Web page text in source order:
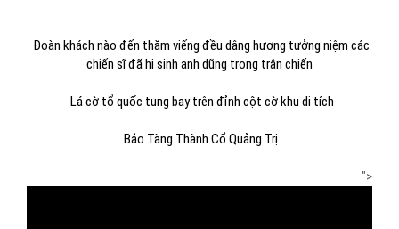
Đoàn khách nào đến thăm viếng đều dâng hương tưởng niệm các
chiến sĩ đã hi sinh anh dũng trong trận chiến
Lá cờ tổ quốc tung bay trên đỉnh cột cờ khu di tích
Bảo Tàng Thành Cổ Quảng Trị
">